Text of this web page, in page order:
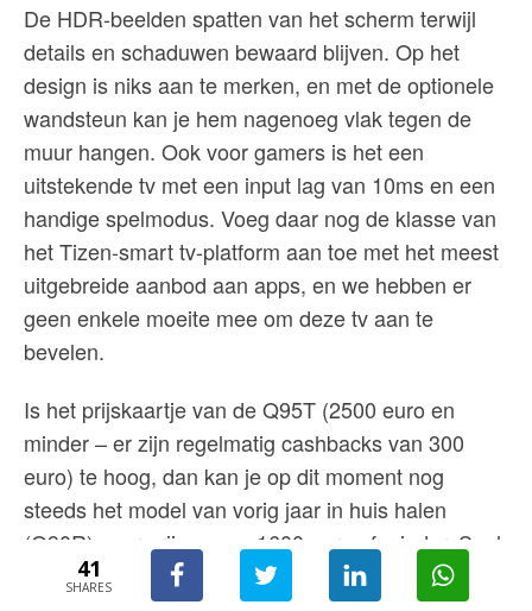
De HDR-beelden spatten van het scherm terwijl
details en schaduwen bewaard blijven. Op het
design is niks aan te merken, en met de optionele
wandsteun kan je hem nagenoeg vlak tegen de
muur hangen. Ook voor gamers is het een
uitstekende tv met een input lag van 10ms en een
handige spelmodus. Voeg daar nog de klasse van
het Tizen-smart tv-platform aan toe met het meest
uitgebreide aanbod aan apps, en we hebben er
geen enkele moeite mee om deze tv aan te
bevelen.
Is het prijskaartje van de Q95T (2500 euro en
minder – er zijn regelmatig cashbacks van 300
euro) te hoog, dan kan je op dit moment nog
steeds het model van vorig jaar in huis halen
(Q90R) voor prijzen van 1600 euro of minder. Snel
wezen is dan de boodschap.
41
SHARES